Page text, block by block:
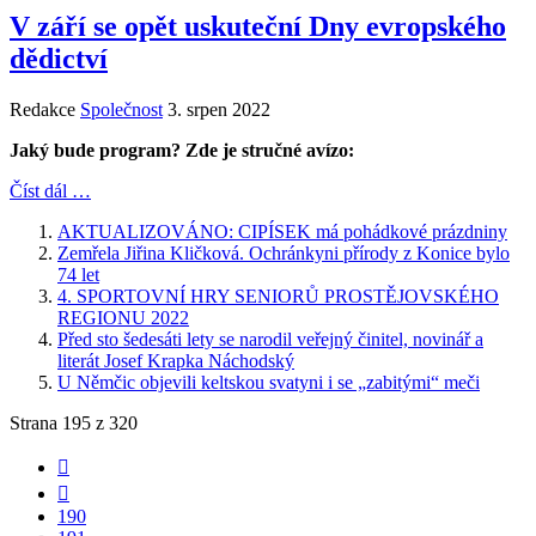
V září se opět uskuteční Dny evropského
dědictví
Redakce Společnost 3. srpen 2022
Jaký bude program? Zde je stručné avízo:
Číst dál …
AKTUALIZOVÁNO: CIPÍSEK má pohádkové prázdniny
Zemřela Jiřina Kličková. Ochránkyni přírody z Konice bylo
74 let
4. SPORTOVNÍ HRY SENIORŮ PROSTĚJOVSKÉHO
REGIONU 2022
Před sto šedesáti lety se narodil veřejný činitel, novinář a
literát Josef Krapka Náchodský
U Němčic objevili keltskou svatyni i se „zabitými“ meči
Strana 195 z 320
190